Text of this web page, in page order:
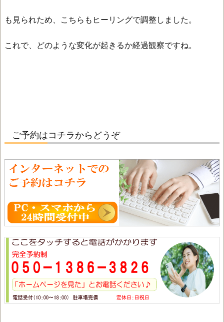
も見られため、こちらもヒーリングで調整しました。
これで、どのような変化が起きるか経過観察ですね。
ご予約はコチラからどうぞ